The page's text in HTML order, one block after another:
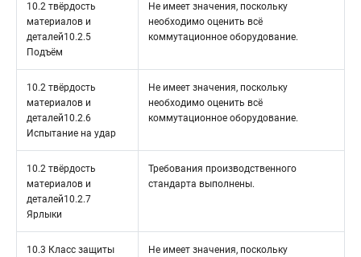
10.2 твёрдость
материалов и
деталей10.2.5
Подъём
Не имеет значения, поскольку
необходимо оценить всё
коммутационное оборудование.
10.2 твёрдость
материалов и
деталей10.2.6
Испытание на удар
Не имеет значения, поскольку
необходимо оценить всё
коммутационное оборудование.
10.2 твёрдость
материалов и
деталей10.2.7
Ярлыки
Требования производственного
стандарта выполнены.
10.3 Класс защиты Не имеет значения, поскольку